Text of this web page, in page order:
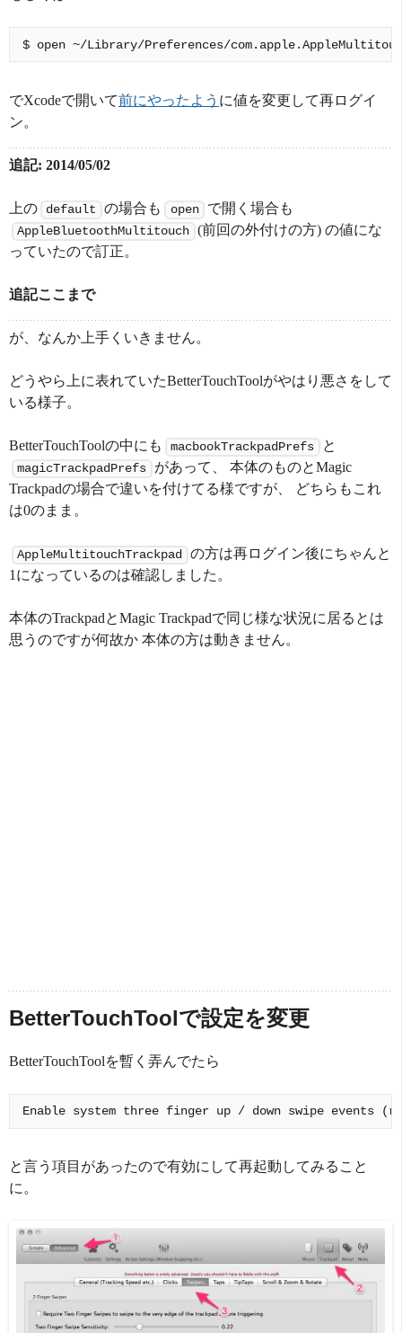
でXcodeで開いて前にやったよう に値を変更して再ログイ
ン。
追記: 2014/05/02
上の default の場合も open で開く場合も
AppleBluetoothMultitouch (前回の外付けの方) の値にな
っていたので訂正。
追記ここまで
が、なんか上手くいきません。
どうやら上に表れていたBetterTouchToolがやはり悪さをして
いる様子。
BetterTouchToolの中にも macbookTrackpadPrefs と
magicTrackpadPrefs
があって、 本体のものとMagic
Trackpadの場合で違いを付けてる様ですが、 どちらもこれ
は0のまま。
AppleMultitouchTrackpad
の方は再ログイン後にちゃんと
1になっているのは確認しました。
本体のTrackpadとMagic Trackpadで同じ様な状況に居るとは
思うのですが何故か 本体の方は動きません。
BetterTouchToolで設定を変更
BetterTouchToolを暫く弄んでたら
と言う項目があったので有効にして再起動してみること
に。